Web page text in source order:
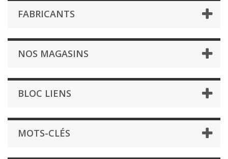
FABRICANTS
NOS MAGASINS
BLOC LIENS
MOTS-CLÉS